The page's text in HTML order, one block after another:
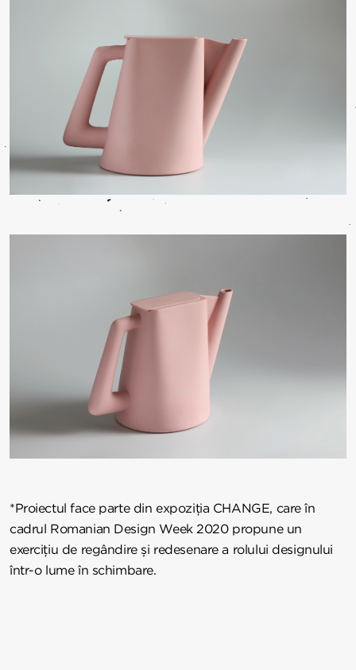
*Proiectul face parte din expoziția CHANGE, care în
cadrul Romanian Design Week 2020 propune un
exercițiu de regândire și redesenare a rolului designului
într-o lume în schimbare.